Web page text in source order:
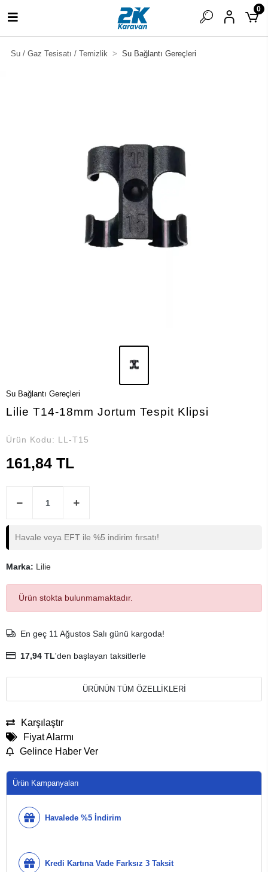
0
Su / Gaz Tesisatı / Temizlik Su Bağlantı Gereçleri
Su Bağlantı Gereçleri
Lilie T14-18mm Jortum Tespit Klipsi
Ürün Kodu: LL-T15
161,84 TL
Havale veya EFT ile %5 indirim fırsatı!
Marka: Lilie
Ürün stokta bulunmamaktadır.
En geç 11 Ağustos Salı günü kargoda!
17,94 TL'den başlayan taksitlerle
ÜRÜNÜN TÜM ÖZELLİKLERİ
Karşılaştır
Fiyat Alarmı
Gelince Haber Ver
Ürün Kampanyaları
Havalede %5 İndirim
Kredi Kartına Vade Farksız 3 Taksit